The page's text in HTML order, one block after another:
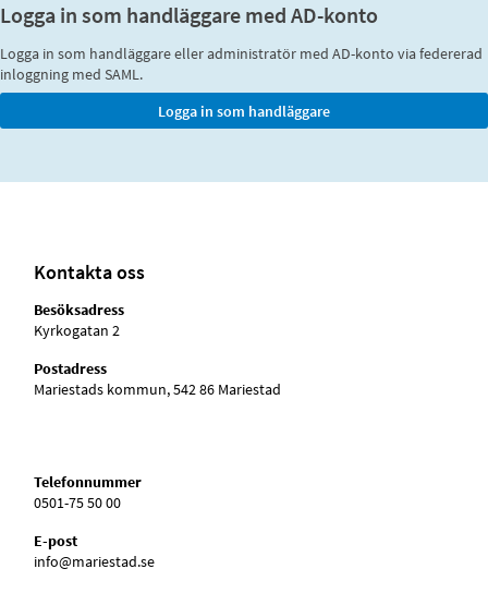
Logga in som handläggare med AD-konto
Logga in som handläggare eller administratör med AD-konto via federerad
inloggning med SAML.
Kontakta oss
Besöksadress
Kyrkogatan 2
Postadress
Mariestads kommun, 542 86 Mariestad
Telefonnummer
0501-75 50 00
E-post
info@mariestad.se